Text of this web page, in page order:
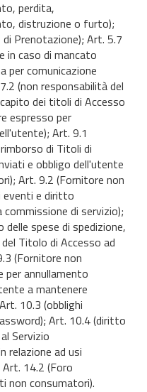
perdita,
distruzione o furto);
Prenotazione); Art. 5.7
in caso di mancato
per comunicazione
(non responsabilità del
dei titoli di Accesso
espresso per
Art. 9.1
di Titoli di
e obbligo dell'utente
Art. 9.2 (Fornitore non
eventi e diritto
di servizio);
spese di spedizione,
Titolo di Accesso ad
(Fornitore non
per annullamento
a mantenere
10.3 (obblighi
Art. 10.4 (diritto
Servizio
relazione ad usi
14.2 (Foro
non consumatori).